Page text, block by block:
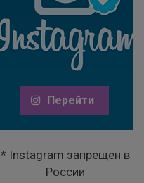
Перейти
* Instagram запрещен в
России